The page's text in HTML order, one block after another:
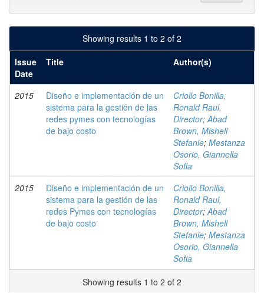
Showing results 1 to 2 of 2
Issue
Date
Title Author(s)
2015
Diseño e implementación de un
sistema para la gestión de las
redes pymes con tecnologías
de bajo costo
Criollo Bonilla,
Ronald Raul,
Director;Abad
Brown, Mishell
Stefanie; Mestanza
Osorio, Giannella
Sofia
2015
Diseño e implementación de un
sistema para la gestión de las
redes Pymes con tecnologías
de bajo costo
Criollo Bonilla,
Ronald Raul,
Director;Abad
Brown, Mishell
Stefanie; Mestanza
Osorio, Giannella
Sofia
Showing results 1 to 2 of 2